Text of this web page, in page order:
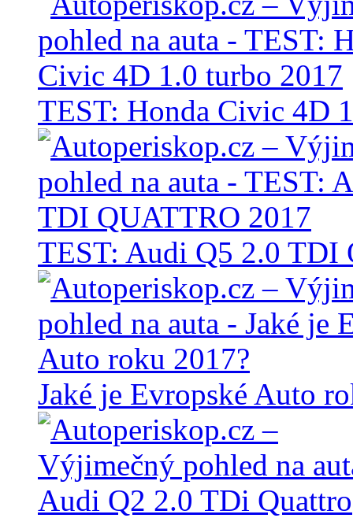
TEST: Honda Civic 4D
TEST: Audi Q5 2.0 TDI
Jaké je Evropské Auto